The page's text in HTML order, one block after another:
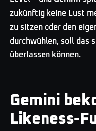
zukünftig keine Lust
zu sitzen oder den
durchwühlen, soll das
überlassen können.
Gemini
Likeness-